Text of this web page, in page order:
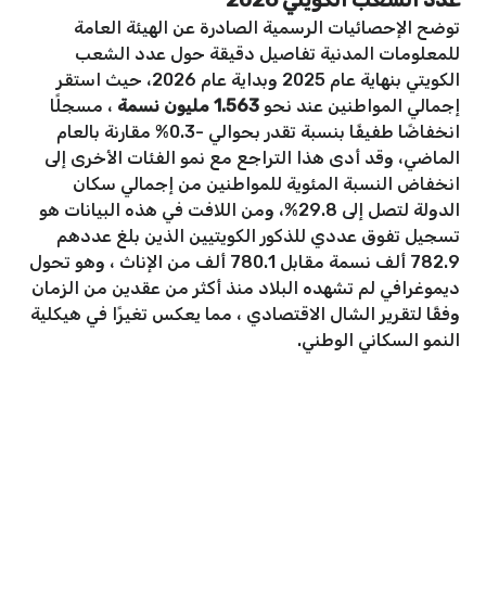
توضح الإحصائيات الرسمية الصادرة عن الهيئة العامة
للمعلومات المدنية تفاصيل دقيقة حول عدد الشعب
الكويتي بنهاية عام 2025 وبداية عام 2026، حيث استقر
إجمالي المواطنين عند نحو 1.563 مليون نسمة
، مسجلًا
انخفاضًا طفيفًا بنسبة تقدر بحوالي -0.3% مقارنة بالعام
الماضي، وقد أدى هذا التراجع مع نمو الفئات الأخرى إلى
انخفاض النسبة المئوية للمواطنين من إجمالي سكان
الدولة لتصل إلى 29.8%، ومن اللافت في هذه البيانات هو
تسجيل تفوق عددي للذكور الكويتيين الذين بلغ عددهم
782.9 ألف نسمة مقابل 780.1 ألف من الإناث ، وهو تحول
ديموغرافي لم تشهده البلاد منذ أكثر من عقدين من الزمان
وفقًا لتقرير الشال الاقتصادي ، مما يعكس تغيرًا في هيكلية
النمو السكاني الوطني.